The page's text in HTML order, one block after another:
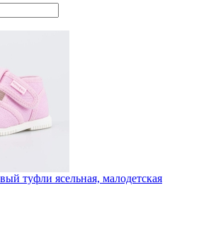
туфли ясельная, малодетская